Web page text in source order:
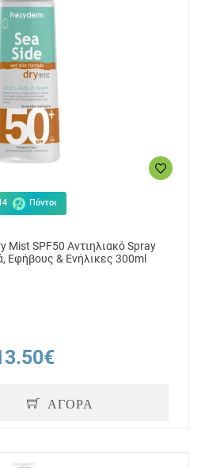
Πόντοι
Mist SPF50 Αντιηλιακό Spray
Εφήβους & Ενήλικες 300ml
ΑΓΟΡΑ